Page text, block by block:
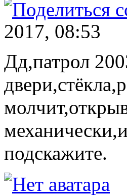
2017, 08:53
Дд,патрол
подскажите.